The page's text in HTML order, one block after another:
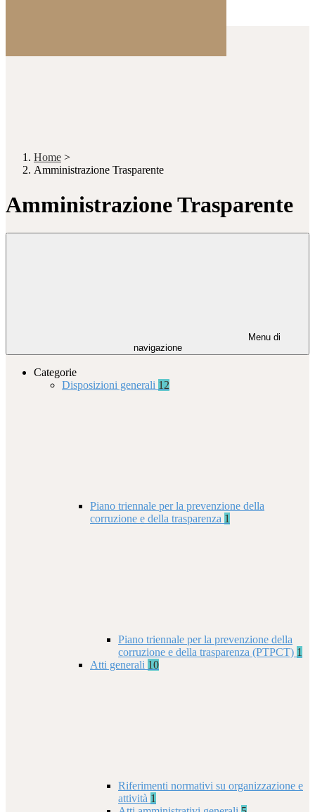
Home >
Amministrazione Trasparente
Amministrazione Trasparente
Menu di
navigazione
Categorie
Disposizioni generali 12
Piano triennale per la prevenzione della
corruzione e della trasparenza 1
Piano triennale per la prevenzione della
corruzione e della trasparenza (PTPCT) 1
Atti generali 10
Riferimenti normativi su organizzazione e
attività 1